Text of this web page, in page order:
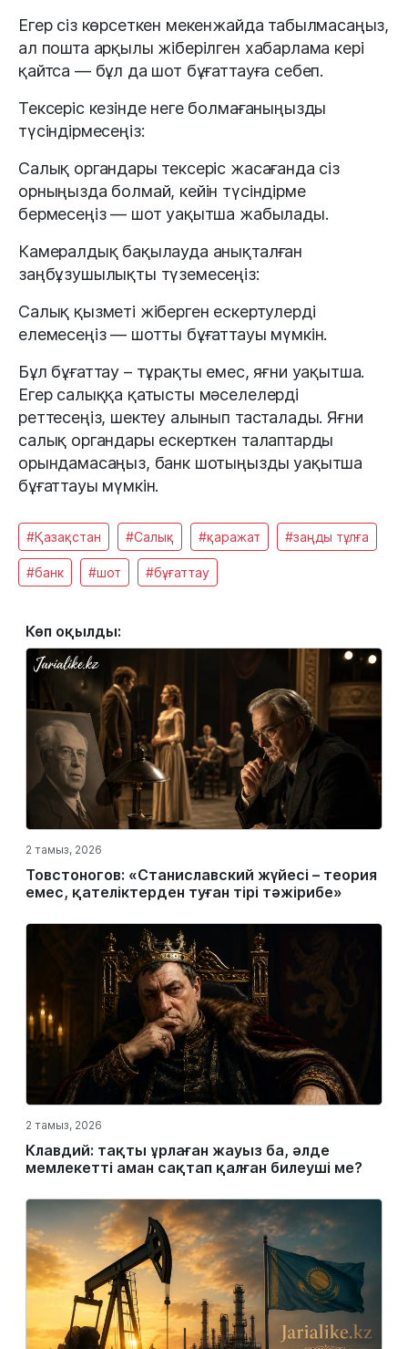
Егер сіз көрсеткен мекенжайда табылмасаңыз,
ал пошта арқылы жіберілген хабарлама кері
қайтса — бұл да шот бұғаттауға себеп.
Тексеріс кезінде неге болмағаныңызды
түсіндірмесеңіз:
Салық органдары тексеріс жасағанда сіз
орныңызда болмай, кейін түсіндірме
бермесеңіз — шот уақытша жабылады.
Камералдық бақылауда анықталған
заңбұзушылықты түземесеңіз:
Салық қызметі жіберген ескертулерді
елемесеңіз — шотты бұғаттауы мүмкін.
Бұл бұғаттау – тұрақты емес, яғни уақытша.
Егер салыққа қатысты мәселелерді
реттесеңіз, шектеу алынып тасталады. Яғни
салық органдары ескерткен талаптарды
орындамасаңыз, банк шотыңызды уақытша
бұғаттауы мүмкін.
#Қазақстан #Салық #қаражат #заңды тұлға
#банк #шот #бұғаттау
Көп оқылды:
2 тамыз, 2026
Товстоногов: «Станиславский жүйесі – теория
емес, қателіктерден туған тірі тәжірибе»
2 тамыз, 2026
Клавдий: тақты ұрлаған жауыз ба, әлде
мемлекетті аман сақтап қалған билеуші ме?